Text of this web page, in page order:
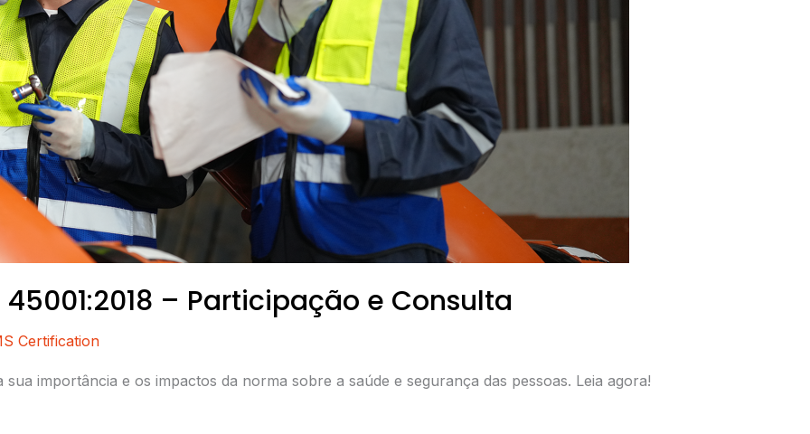
– Participação e Consulta
Certification
importância e os impactos da norma sobre a saúde e segurança das pessoas. Leia agora!